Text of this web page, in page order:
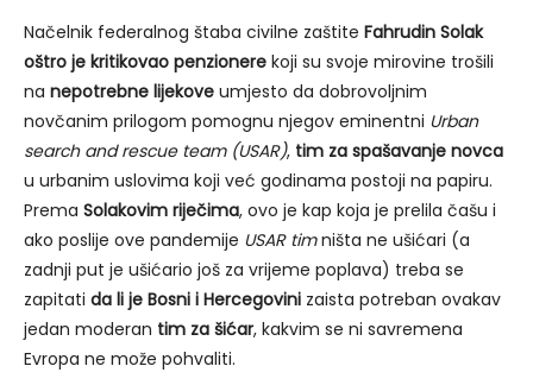
Načelnik federalnog štaba civilne zaštite Fahrudin Solak
oštro je kritikovao penzionere koji su svoje mirovine trošili
na nepotrebne lijekove umjesto da dobrovoljnim
novčanim prilogom pomognu njegov eminentni Urban
search and rescue team (USAR), tim za spašavanje novca
u urbanim uslovima koji već godinama postoji na papiru.
Prema Solakovim riječima, ovo je kap koja je prelila čašu i
ako poslije ove pandemije USAR timništa ne ušićari (a
zadnji put je ušićario još za vrijeme poplava) treba se
zapitati da li je Bosni i Hercegovini zaista potreban ovakav
jedan moderan tim za šićar, kakvim se ni savremena
Evropa ne može pohvaliti.